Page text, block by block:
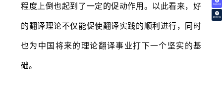
免费试译
翻译价格
程度上倒也起到了一定的促动作用。以此看来，好
的翻译理论不仅能促使翻译实践的顺利进行，同时
也为中国将来的理论翻译事业打下一个坚实的基
础。